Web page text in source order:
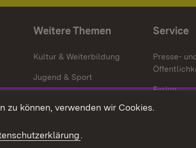
Weitere Themen
Kultur & Weiterbildung
Jugend & Sport
Service
Presse-
Ferien
Stellen
zu können, verwenden wir Cookies.
.